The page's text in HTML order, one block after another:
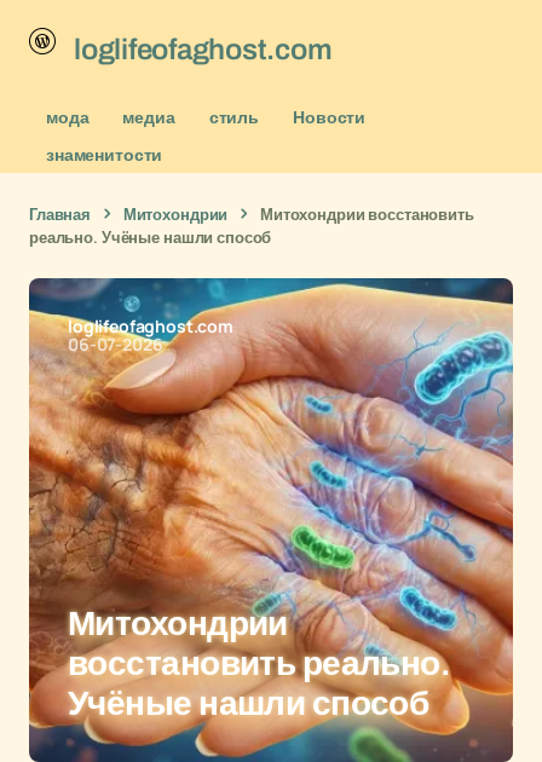
loglifeofaghost.com
мода медиа стиль
Новости
знаменитости
Главная Митохондрии
Митохондрии восстановить
реально. Учёные нашли способ
loglifeofaghost.com
06-07-2026
Митохондрии
восстановить реально.
Учёные нашли способ